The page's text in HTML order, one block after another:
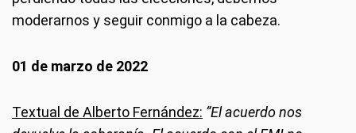
moderarnos y seguir conmigo a la cabeza.
01 de marzo de 2022
Textual de Alberto Fernández: “El acuerdo nos